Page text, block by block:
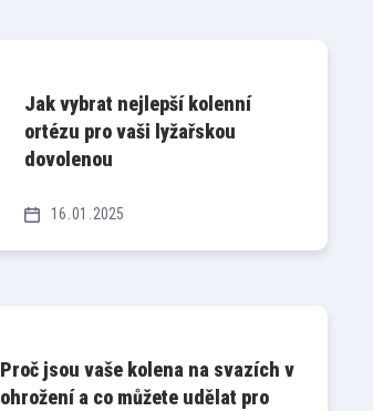
16 01 2025
Jak vybrat nejlepší kolenní
ortézu pro vaši lyžařskou
dovolenou
Proč jsou vaše kolena na svazích v
ohrožení a co můžete udělat pro